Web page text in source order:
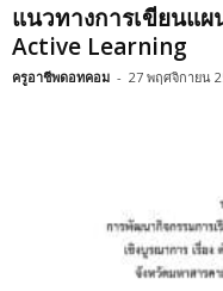
แนวทางการเขียนแผ
Active Learning
ครูอาชีพดอทคอม - 27 พฤศจิกายน